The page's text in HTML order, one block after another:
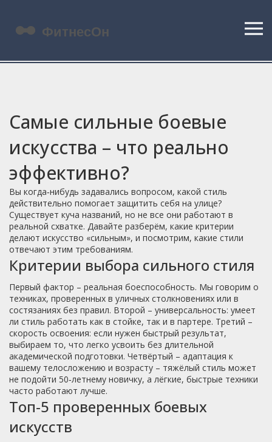
Самые сильные боевые
искусства – что реально
эффективно?
Вы когда‑нибудь задавались вопросом, какой стиль
действительно помогает защитить себя на улице?
Существует куча названий, но не все они работают в
реальной схватке. Давайте разберём, какие критерии
делают искусство «сильным», и посмотрим, какие стили
отвечают этим требованиям.
Критерии выбора сильного стиля
Первый фактор – реальная боеспособность. Мы говорим о
техниках, проверенных в уличных столкновениях или в
состязаниях без правил. Второй – универсальность: умеет
ли стиль работать как в стойке, так и в партере. Третий –
скорость освоения: если нужен быстрый результат,
выбираем то, что легко усвоить без длительной
академической подготовки. Четвёртый – адаптация к
вашему телосложению и возрасту – тяжёлый стиль может
не подойти 50‑летнему новичку, а лёгкие, быстрые техники
часто работают лучше.
Топ‑5 проверенных боевых
искусств